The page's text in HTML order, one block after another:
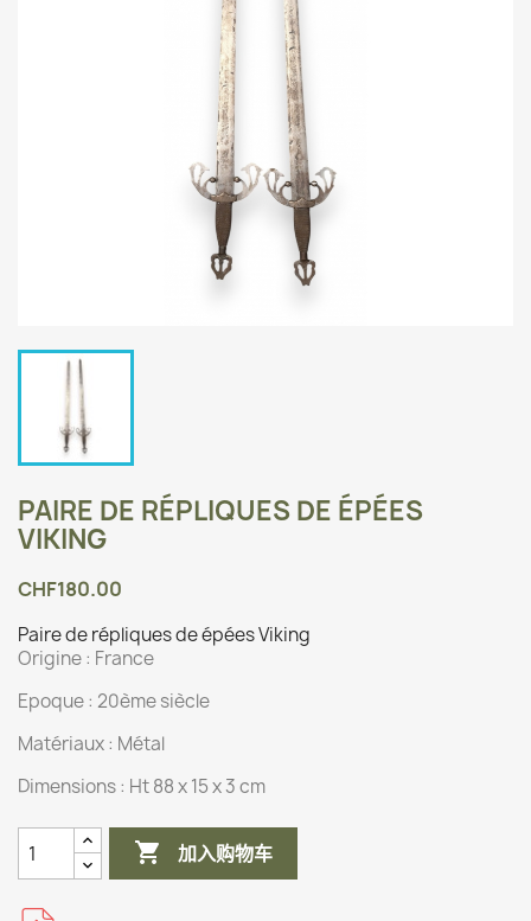
PAIRE DE RÉPLIQUES DE ÉPÉES
VIKING
CHF180.00
Paire de répliques de épées Viking
Origine : France
Epoque : 20ème siècle
Matériaux : Métal
Dimensions : Ht 88 x 15 x 3 cm
 加入购物车